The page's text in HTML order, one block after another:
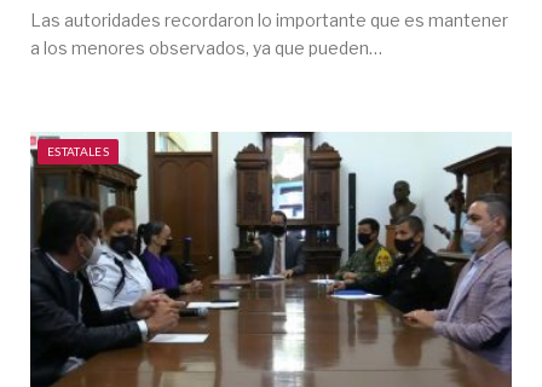
Las autoridades recordaron lo importante que es mantener
a los menores observados, ya que pueden…
ESTATALES